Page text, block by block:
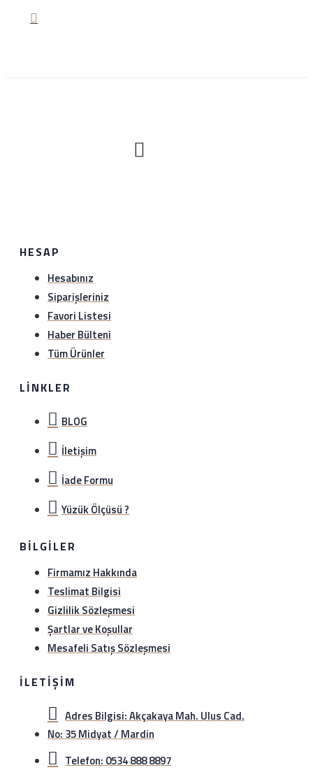
Nasıl iade edeceğim?
HESAP
Hesabınız
Siparişleriniz
Favori Listesi
Haber Bülteni
Tüm Ürünler
LINKLER
BLOG
İletişim
İade Formu
Yüzük Ölçüsü ?
BILGILER
Firmamız Hakkında
Teslimat Bilgisi
Gizlilik Sözleşmesi
Şartlar ve Koşullar
Mesafeli Satış Sözleşmesi
İLETIŞIM
Adres Bilgisi: Akçakaya Mah. Ulus Cad.
No: 35 Midyat / Mardin
Telefon: 0534 888 8897